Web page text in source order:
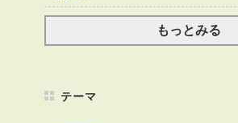
もっとみる
テーマ